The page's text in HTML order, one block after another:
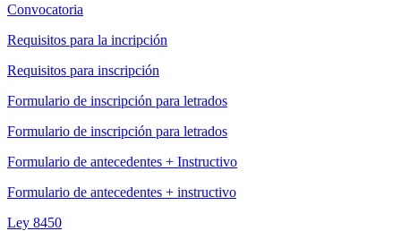
Convocatoria
Requisitos para la incripción
Requisitos para inscripción
Formulario de inscripción para letrados
Formulario de inscripción para letrados
Formulario de antecedentes + Instructivo
Formulario de antecedentes + instructivo
Ley 8450